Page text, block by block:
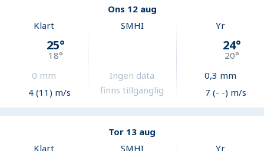
Ons 12 aug
Klart
25°
18°
0 mm
4 (11) m/s
SMHI
Ingen data
finns tillgänglig
Yr
24°
20°
0,3 mm
7 (- -) m/s
Tor 13 aug
Klart
SMHI Yr